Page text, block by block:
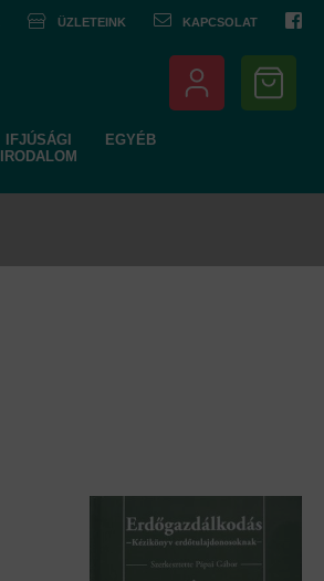
ÜZLETEINK KAPCSOLAT
IFJÚSÁGI
IRODALOM
EGYÉB